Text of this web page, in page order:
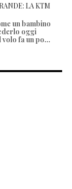
LA KTM
un bambino
oggi
fa un po...